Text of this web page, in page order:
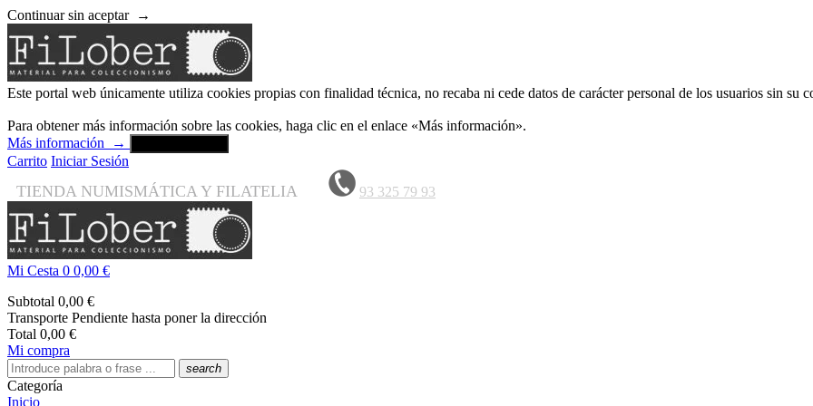
Continuar sin aceptar →
Este portal web únicamente utiliza cookies propias con finalidad técnica, no recaba ni cede datos de carácter personal de los usuarios sin su
Para obtener más información sobre las cookies, haga clic en el enlace «Más información».
Más información
→
Carrito Iniciar Sesión
TIENDA NUMISMÁTICA Y FILATELIA 93 325 79 93
Mi Cesta 0 0,00 €
Subtotal 0,00 €
Transporte Pendiente hasta poner la dirección
Total 0,00 €
Mi compra
search
Categoría
Inicio